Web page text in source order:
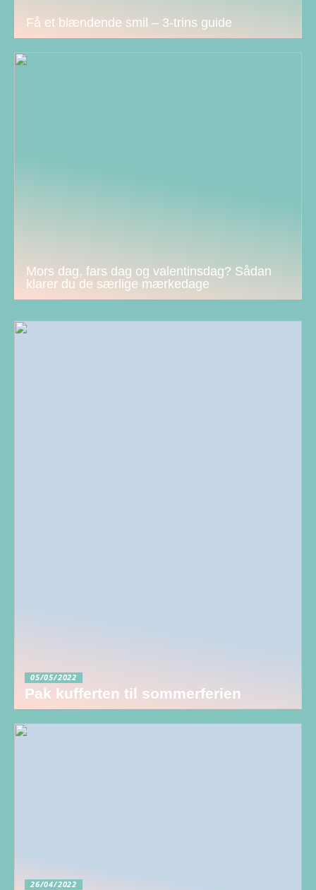
Få et blændende smil – 3-trins guide
Mors dag, fars dag og valentinsdag? Sådan
klarer du de særlige mærkedage
05/05/2022
Pak kufferten til sommerferien
26/04/2022